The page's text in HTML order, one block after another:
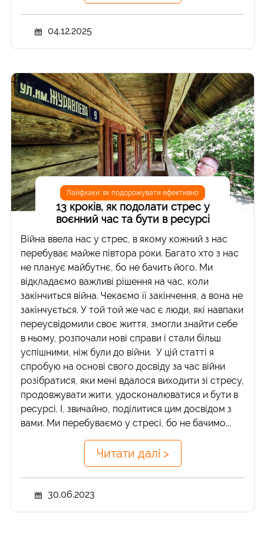
04.12.2025
Лайфхаки: як подорожувати ефективно
13 кроків, як подолати стрес у
воєнний час та бути в ресурсі
Війна ввела нас у стрес, в якому кожний з нас
перебуває майже півтора роки. Багато хто з нас
не планує майбутнє, бо не бачить його. Ми
відкладаємо важливі рішення на час, коли
закінчиться війна. Чекаємо її закінчення, а вона не
закінчується. У той той же час є люди, які навпаки
переусвідомили своє життя, змогли знайти себе
в ньому, розпочали нові справи і стали більш
успішними, ніж були до війни. У цій статті я
спробую на основі свого досвіду за час війни
розібратися, яки мені вдалося виходити зі стресу,
продовжувати жити, удосконалюватися и бути в
ресурсі. І, звичайно, поділитися цим досвідом з
вами. Ми перебуваємо у стресі, бо не бачимо...
Читати далі >
30.06.2023